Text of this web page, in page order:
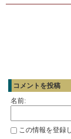
コメントを投稿
名前:
この情報を登録